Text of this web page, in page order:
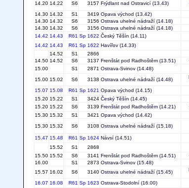
14.20 14.22 S6 3157 Frýdlant nad Ostravicí (13.43)
14.30 14.32 S1 3419 Opava východ (13.42)
14.30 14.32 S6 3156 Ostrava uhelné nádraží (14.18)
14.30 14.32 S6 3156 Ostrava uhelné nádraží (14.18)
14.42 14.43 R61 Sp 1622 Český Těšín (14.11)
14.42 14.43 R61 Sp 1622 Havířov (14.33)
14.52
S1 2866
14.50 14.52 S6 3137 Frenštát pod Radhoštěm (13.51)
15.00
S1 2871 Ostrava-Svinov (14.48)
15.00 15.02 S6 3138 Ostrava uhelné nádraží (14.48)
15.07 15.08 R61 Sp 1621 Opava východ (14.15)
15.20 15.22 S1 3424 Český Těšín (14.45)
15.20 15.22 S6 3139 Frenštát pod Radhoštěm (14.21)
15.30 15.32 S1 3421 Opava východ (14.42)
15.30 15.32 S6 3108 Ostrava uhelné nádraží (15.18)
15.47 15.48 R61 Sp 1624 Návsí (14.51)
15.52
S1 2868
15.50 15.52 S6 3141 Frenštát pod Radhoštěm (14.51)
16.00
S1 2873 Ostrava-Svinov (15.48)
15.57 16.02 S6 3140 Ostrava uhelné nádraží (15.45)
16.07 16.08 R61 Sp 1623 Ostrava-Stodolní (16.00)